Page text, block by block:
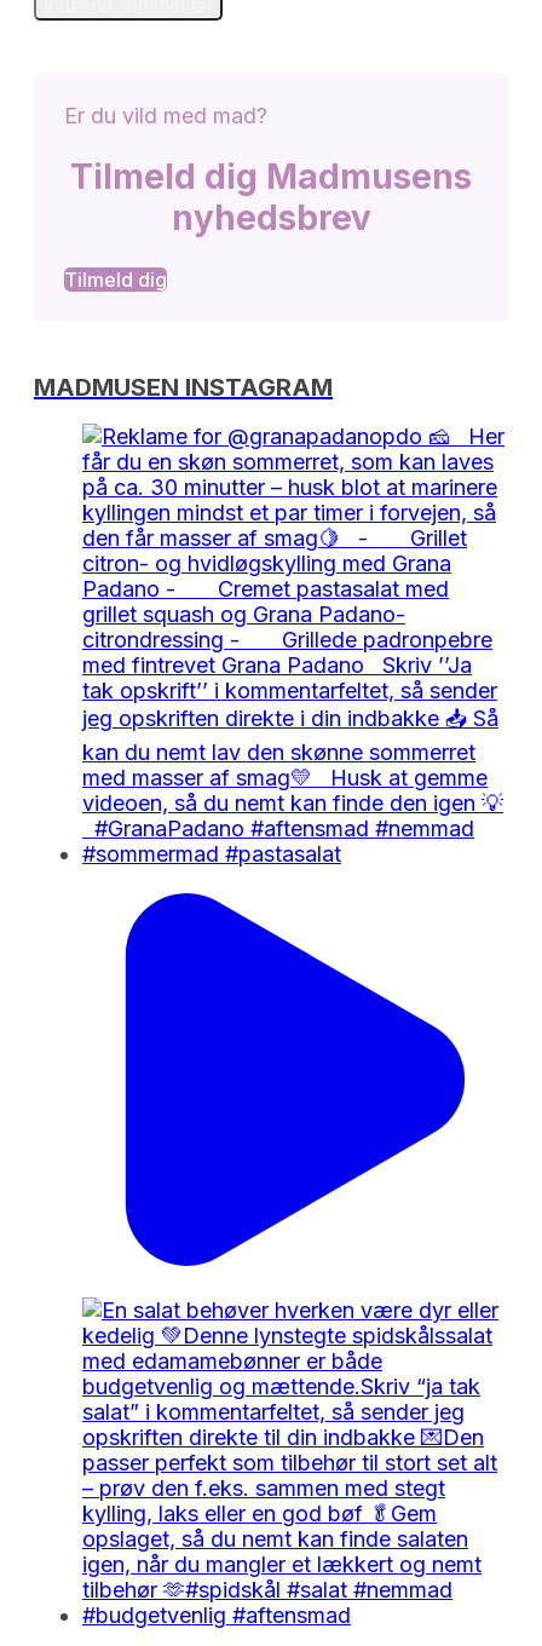
Er du vild med mad?
Tilmeld dig Madmusens
nyhedsbrev
Tilmeld dig
MADMUSEN INSTAGRAM